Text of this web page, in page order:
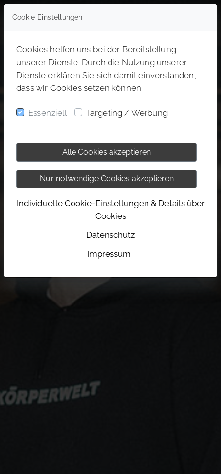
Cookie-Einstellungen
Cookies helfen uns bei der Bereitstellung
unserer Dienste. Durch die Nutzung unserer
Dienste erklären Sie sich damit einverstanden,
dass wir Cookies setzen können.
Essenziell Targeting / Werbung
Alle Cookies akzeptieren
Nur notwendige Cookies akzeptieren
Individuelle Cookie-Einstellungen & Details über
Cookies
Datenschutz
Impressum